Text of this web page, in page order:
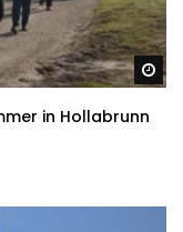
in Hollabrunn